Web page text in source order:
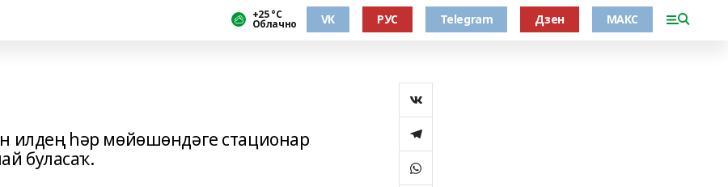
+25 °С
Облачно VK РУС Telegram Дзен МАКС
илдең һәр мөйөшөндәге стационар
буласаҡ.